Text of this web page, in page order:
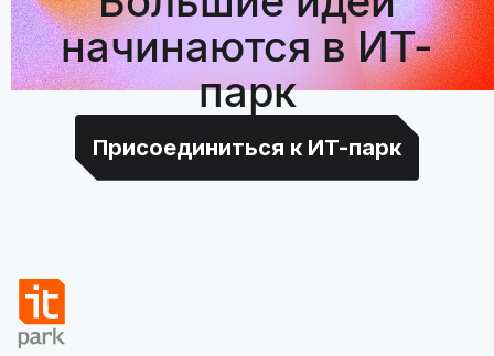
начинаются в ИТ-
парк
Присоединиться к ИТ-парк